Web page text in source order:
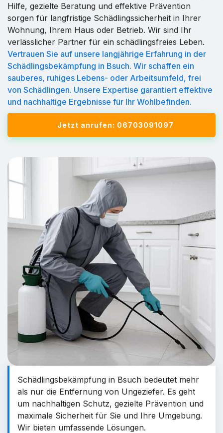
Hilfe, gezielte Beratung und effektive Prävention
sorgen für langfristige Schädlingssicherheit in Ihrer
Wohnung, Ihrem Haus oder Betrieb. Wir sind Ihr
verlässlicher Partner für ein schädlingsfreies Leben.
Vertrauen Sie auf unsere langjährige Erfahrung in der
Schädlingsbekämpfung in Bsuch. Wir schaffen ein
sauberes, ruhiges Lebens- oder Arbeitsumfeld, frei
von Schädlingen. Unsere Expertise garantiert effektive
und nachhaltige Ergebnisse für Ihr Wohlbefinden.
Jetzt anrufen: 06703091097
Schädlingsbekämpfung in Bsuch bedeutet mehr
als nur die Entfernung von Ungeziefer. Es geht
um nachhaltigen Schutz, gezielte Prävention und
maximale Sicherheit für Sie und Ihre Umgebung.
Wir bieten umfassende Lösungen.